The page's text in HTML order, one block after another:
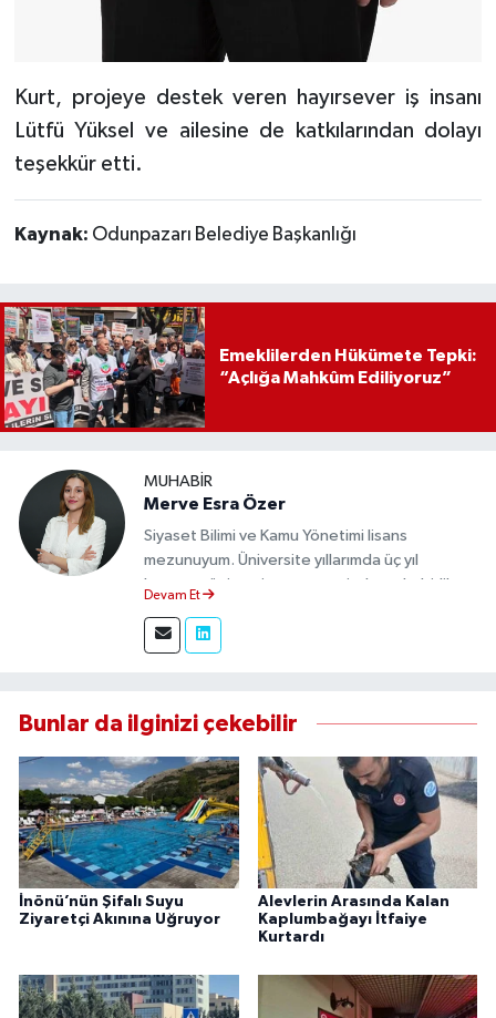
Kurt, projeye destek veren hayırsever iş insanı
Lütfü Yüksel ve ailesine de katkılarından dolayı
teşekkür etti.
Kaynak: Odunpazarı Belediye Başkanlığı
Emeklilerden Hükümete Tepki:
“Açlığa Mahkûm Ediliyoruz”
MUHABIR
Merve Esra Özer
Siyaset Bilimi ve Kamu Yönetimi lisans
mezunuyum. Üniversite yıllarımda üç yıl
boyunca üniversite gazetesinde muhabirlik
Haber'de sahadan doğru ve tarafsız bilgi
aktarımı sağlamaktayım.
Devam Et
Bunlar da ilginizi çekebilir
İnönü’nün Şifalı Suyu
Ziyaretçi Akınına Uğruyor
Alevlerin Arasında Kalan
Kaplumbağayı İtfaiye
Kurtardı